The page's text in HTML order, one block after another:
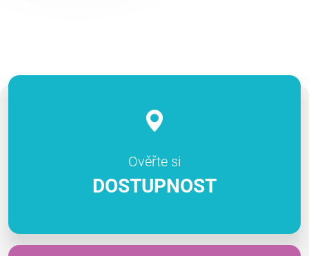
Ověřte si
DOSTUPNOST